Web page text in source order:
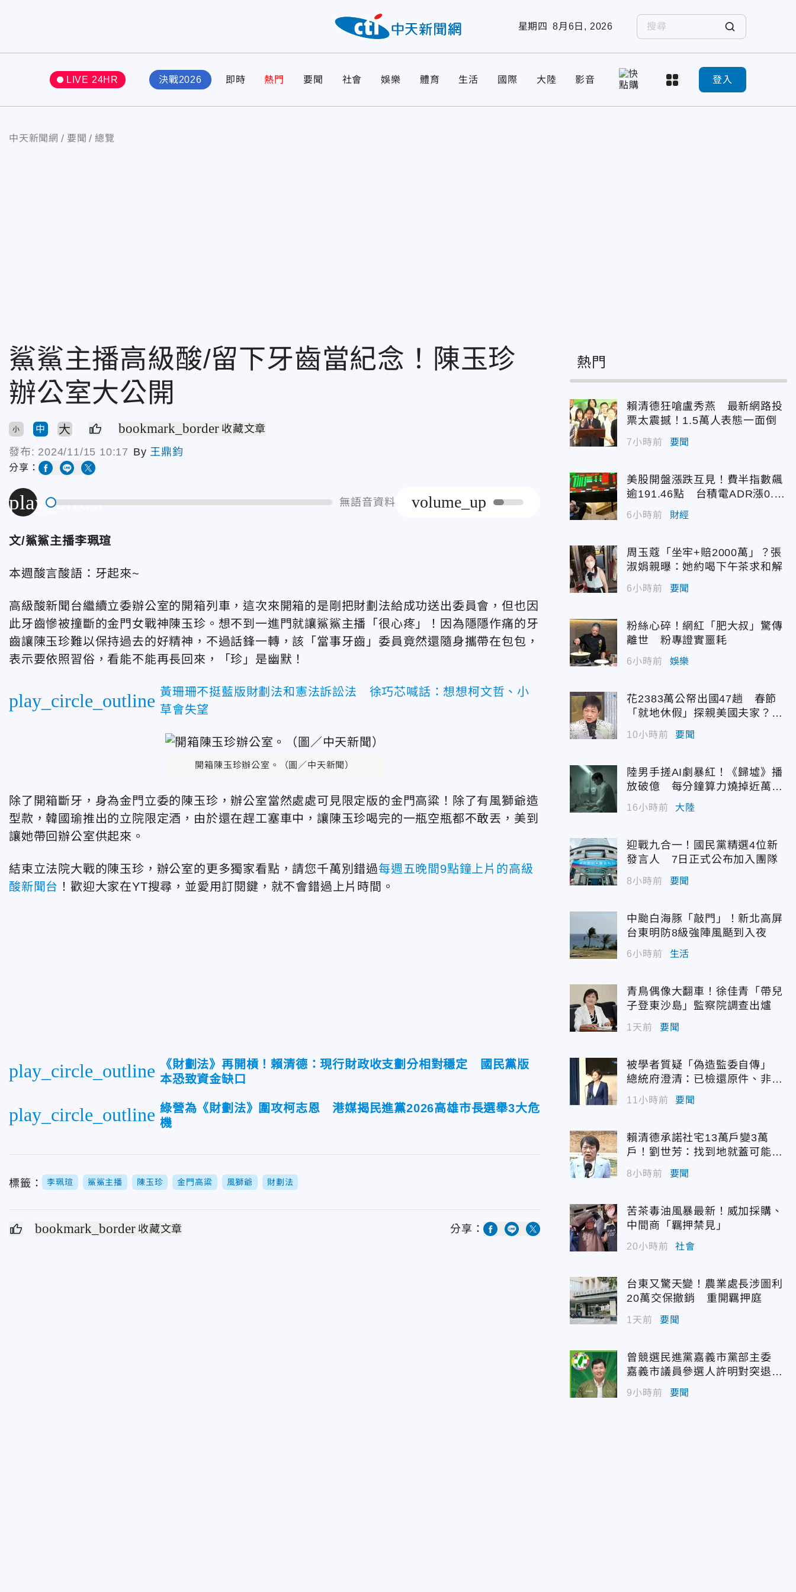
星期四 8月6日, 2026
LIVE 24HR 決戰2026 即時 熱門 要聞 社會 娛樂 體育 生活 國際 大陸 影音 登入
中天新聞網 要聞 總覽
鯊鯊主播高級酸/留下牙齒當紀念！陳玉珍
辦公室大公開
小 中 大 bookmark_border 收藏文章
發布: 2024/11/15 10:17 By 王鼎鈞
分享：
play_arrow 無語音資料 volume_up
文/鯊鯊主播李珮瑄
本週酸言酸語：牙起來~
高級酸新聞台繼續立委辦公室的開箱列車，這次來開箱的是剛把財劃法給成功送出委員會，但也因
此牙齒慘被撞斷的金門女戰神陳玉珍。想不到一進門就讓鯊鯊主播「很心疼」！因為隱隱作痛的牙
齒讓陳玉珍難以保持過去的好精神，不過話鋒一轉，該「當事牙齒」委員竟然還隨身攜帶在包包，
表示要依照習俗，看能不能再長回來，「珍」是幽默！
play_circle_outline 黃珊珊不挺藍版財劃法和憲法訴訟法 徐巧芯喊話：想想柯文哲、小
草會失望
開箱陳玉珍辦公室。（圖／中天新聞）
除了開箱斷牙，身為金門立委的陳玉珍，辦公室當然處處可見限定版的金門高粱！除了有風獅爺造
型款，韓國瑜推出的立院限定酒，由於還在趕工塞車中，讓陳玉珍喝完的一瓶空瓶都不敢丟，美到
讓她帶回辦公室供起來。
結束立法院大戰的陳玉珍，辦公室的更多獨家看點，請您千萬別錯過每週五晚間9點鐘上片的高級
酸新聞台 ！歡迎大家在YT搜尋，並愛用訂閱鍵，就不會錯過上片時間。
play_circle_outline
《財劃法》再開槓！賴清德：現行財政收支劃分相對穩定 國民黨版
本恐致資金缺口
play_circle_outline 綠營為《財劃法》圍攻柯志恩 港媒揭民進黨2026高雄市長選舉3大危
機
標籤： 李珮瑄 鯊鯊主播 陳玉珍 金門高粱 風獅爺 財劃法
bookmark_border 收藏文章 分享：
熱門
賴清德狂嗆盧秀燕 最新網路投
票太震撼！1.5萬人表態一面倒
7小時前 要聞
美股開盤漲跌互見！費半指數飆
逾191.46點 台積電ADR漲0.9
3%
6小時前 財經
周玉蔻「坐牢+賠2000萬」？張
淑娟親曝：她約喝下午茶求和解
6小時前 要聞
粉絲心碎！網紅「肥大叔」驚傳
離世 粉專證實噩耗
6小時前 娛樂
花2383萬公帑出國47趟 春節
「就地休假」探親美國夫家？徐
佳青回應了
10小時前 要聞
陸男手搓AI劇暴紅！《歸墟》播
放破億 每分鐘算力燒掉近萬台
16小時前 大陸
迎戰九合一！國民黨精選4位新
發言人 7日正式公布加入團隊
8小時前 要聞
中颱白海豚「敲門」！新北高屏
台東明防8級強陣風颳到入夜
6小時前 生活
青鳥偶像大翻車！徐佳青「帶兒
子登東沙島」監察院調查出爐
1天前 要聞
被學者質疑「偽造監委自傳」
總統府澄清：已檢還原件、非府
方提供
11小時前 要聞
賴清德承諾社宅13萬戶變3萬
戶！劉世芳：找到地就蓋可能變
空餘屋
8小時前 要聞
苦茶毒油風暴最新！威加採購、
中間商「羈押禁見」
20小時前 社會
台東又驚天變！農業處長涉圖利
20萬交保撤銷 重開羈押庭
1天前 要聞
曾競選民進黨嘉義市黨部主委
嘉義市議員參選人許明對突退
選！
9小時前 要聞